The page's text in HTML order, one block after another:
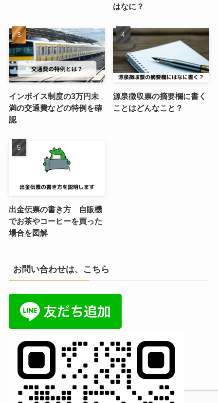
はなに？
インボイス制度の3万円未
満の交通費などの特例を確
認
源泉徴収票の摘要欄に書く
ことはどんなこと？
出金伝票の書き方 自販機
でお茶やコーヒーを買った
場合を図解
お問い合わせは、こちら